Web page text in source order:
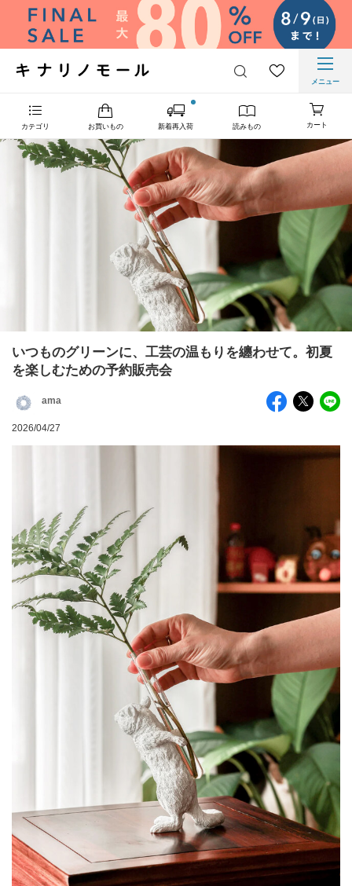
メニュー
カテゴリ お買いもの 新着再入荷 読みもの カート
いつものグリーンに、工芸の温もりを纏わせて。初夏
を楽しむための予約販売会
ama
2026/04/27